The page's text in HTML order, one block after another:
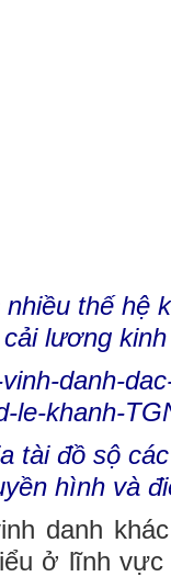
thế hệ
lương
tài đồ sộ
hình và
danh
ở lĩnh vực